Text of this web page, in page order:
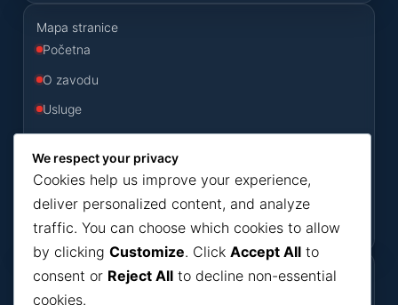
Mapa stranice
Početna
O zavodu
Usluge
Odluke
Konkursi
Novosti
Kontakt
Korisni dokumenti
Dokumenti
We respect your privacy
Cookies help us improve your experience,
deliver personalized content, and analyze
traffic. You can choose which cookies to allow
by clicking Customize. Click Accept All to
consent or Reject All to decline non-essential
cookies.